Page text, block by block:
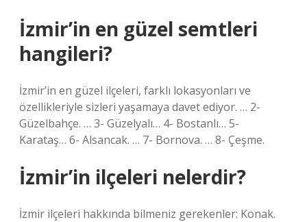
İzmir’in en güzel semtleri
hangileri?
İzmir’in en güzel ilçeleri, farklı lokasyonları ve
özellikleriyle sizleri yaşamaya davet ediyor. … 2-
Güzelbahçe. … 3- Güzelyalı… 4- Bostanlı… 5-
Karataş… 6- Alsancak. … 7- Bornova. … 8- Çeşme.
İzmir’in ilçeleri nelerdir?
İzmir ilçeleri hakkında bilmeniz gerekenler: Konak.